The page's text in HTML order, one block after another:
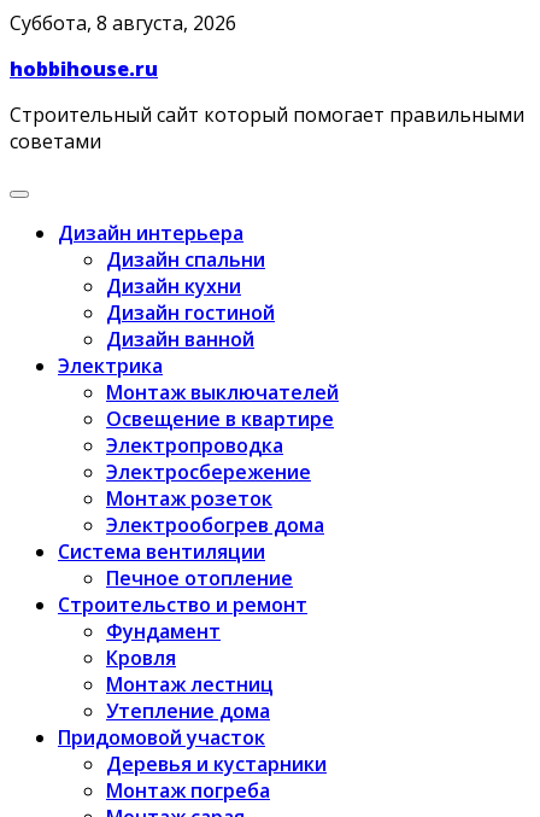
Skip
content
Суббота, 8 августа, 2026
hobbihouse.ru
Строительный сайт который помогает правильными
советами
Дизайн интерьера
Дизайн спальни
Дизайн кухни
Дизайн гостиной
Дизайн ванной
Электрика
Монтаж выключателей
Освещение в квартире
Электропроводка
Электросбережение
Монтаж розеток
Электрообогрев дома
Система вентиляции
Печное отопление
Строительство и ремонт
Фундамент
Кровля
Монтаж лестниц
Утепление дома
Придомовой участок
Деревья и кустарники
Монтаж погреба